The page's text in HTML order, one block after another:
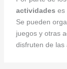
actividades es
Se pueden
juegos y otras
disfruten de las